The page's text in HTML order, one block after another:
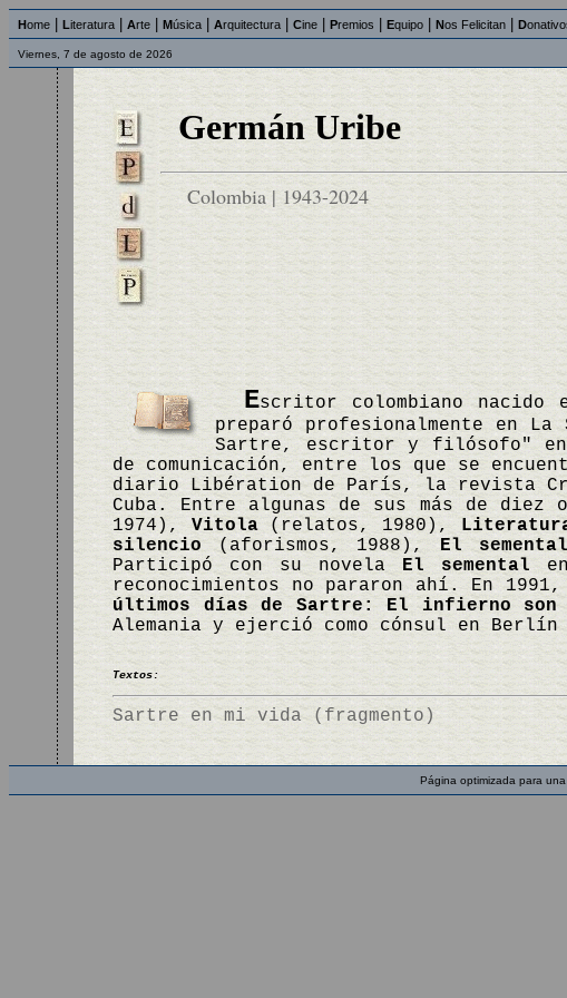
Home Literatura Arte Música Arquitectura Cine Premios Equipo Nos Felicitan D
Viernes, 7 de agosto de 2026
Germán Uribe
Colombia | 1943-2024
Escritor colombiano nacido
preparó profesionalmente en
Sartre, escritor y filósofo" en
de comunicación, entre los que se
diario Libération de París, la revista
Cuba. Entre algunas de sus más de diez
1974),Vitola(relatos, 1980),
silencio(aforismos, 1988), El semental
Participó con su novela El semental
reconocimientos no pararon ahí. En
últimos días de Sartre: El infierno
Alemania y ejerció como cónsul en
Textos:
Sartre en mi vida (fragmento)
Página optimizada para